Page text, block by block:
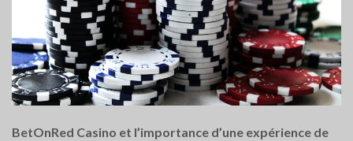
BetOnRed Casino et l’importance d’une expérience de